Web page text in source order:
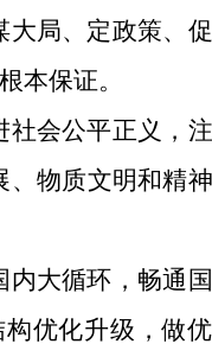
局、定政策、
本保证。
会公平正义，
、物质文明和精
大循环，畅通
优化升级，做